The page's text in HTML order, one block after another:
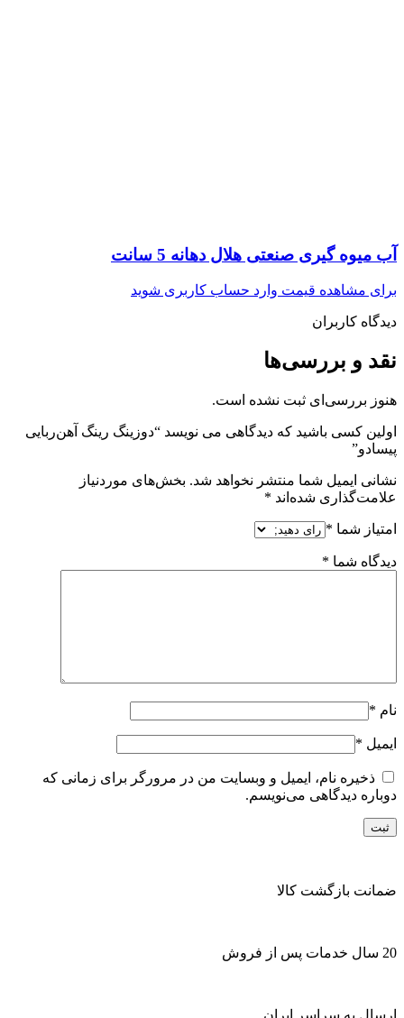
آب میوه گیری صنعتی هلال دهانه 5 سانت
برای مشاهده قیمت وارد حساب کاربری شوید
دیدگاه کاربران
نقد و بررسی‌ها
هنوز بررسی‌ای ثبت نشده است.
اولین کسی باشید که دیدگاهی می نویسد “دوزینگ رینگ آهن‌ربایی
پیسادو”
نشانی ایمیل شما منتشر نخواهد شد. بخش‌های موردنیاز
علامت‌گذاری شده‌اند *
امتیاز شما *
دیدگاه شما *
نام *
ایمیل *
ذخیره نام، ایمیل و وبسایت من در مرورگر برای زمانی که
دوباره دیدگاهی می‌نویسم.
ضمانت بازگشت کالا
20 سال خدمات پس از فروش
ارسال به سراسر ایران